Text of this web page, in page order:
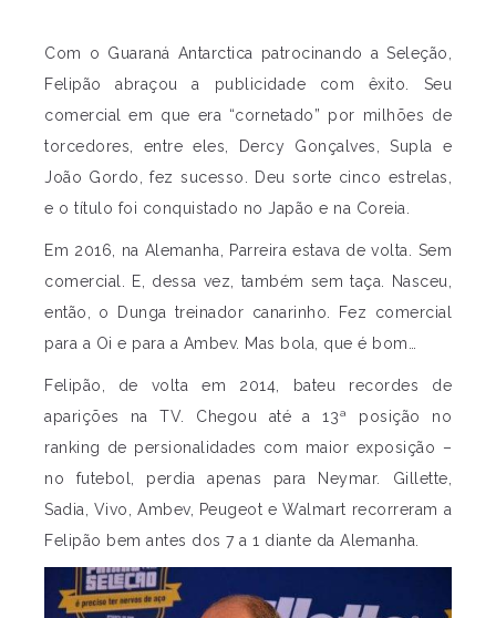
Com o Guaraná Antarctica patrocinando a Seleção,
Felipão abraçou a publicidade com êxito. Seu
comercial em que era “cornetado” por milhões de
torcedores, entre eles, Dercy Gonçalves, Supla e
João Gordo, fez sucesso. Deu sorte cinco estrelas,
e o título foi conquistado no Japão e na Coreia.
Em 2016, na Alemanha, Parreira estava de volta. Sem
comercial. E, dessa vez, também sem taça. Nasceu,
então, o Dunga treinador canarinho. Fez comercial
para a Oi e para a Ambev. Mas bola, que é bom…
Felipão, de volta em 2014, bateu recordes de
aparições na TV. Chegou até a 13ª posição no
ranking de persionalidades com maior exposição –
no futebol, perdia apenas para Neymar. Gillette,
Sadia, Vivo, Ambev, Peugeot e Walmart recorreram a
Felipão bem antes dos 7 a 1 diante da Alemanha.